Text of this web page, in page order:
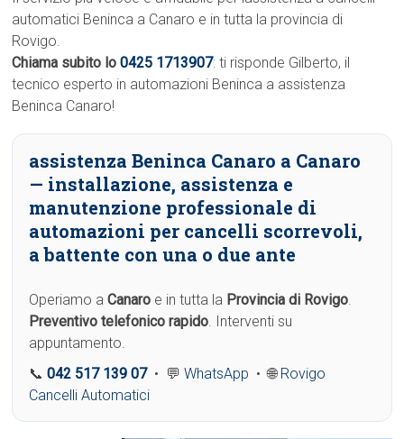
automatici Beninca a Canaro e in tutta la provincia di
Rovigo.
Chiama subito lo0425 1713907: ti risponde Gilberto, il
tecnico esperto in automazioni Beninca a assistenza
Beninca Canaro!
assistenza Beninca Canaro a Canaro
— installazione, assistenza e
manutenzione professionale di
automazioni per cancelli scorrevoli,
a battente con una o due ante
Operiamo aCanaro e in tutta la Provincia di Rovigo.
Preventivo telefonico rapido. Interventi su
appuntamento.
📞042 517 139 07• 💬WhatsApp • 🌐 Rovigo
Cancelli Automatici